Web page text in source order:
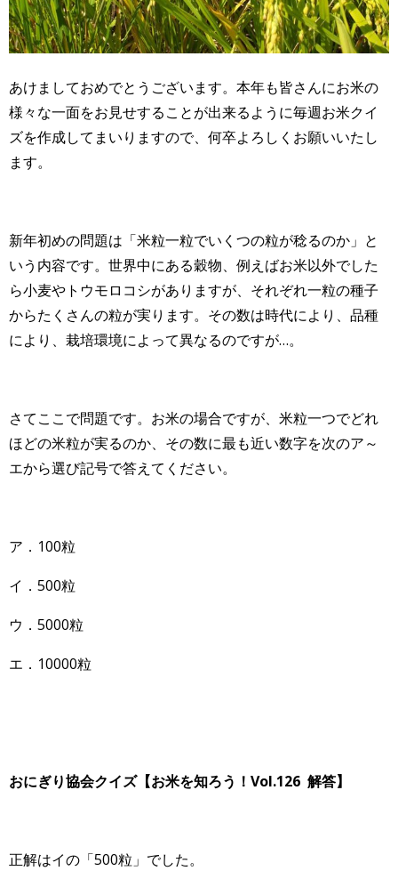
あけましておめでとうございます。本年も皆さんにお米の
様々な一面をお見せすることが出来るように毎週お米クイ
ズを作成してまいりますので、何卒よろしくお願いいたし
ます。
新年初めの問題は「米粒一粒でいくつの粒が稔るのか」と
いう内容です。世界中にある穀物、例えばお米以外でした
ら小麦やトウモロコシがありますが、それぞれ一粒の種子
からたくさんの粒が実ります。その数は時代により、品種
により、栽培環境によって異なるのですが…。
さてここで問題です。お米の場合ですが、米粒一つでどれ
ほどの米粒が実るのか、その数に最も近い数字を次のア～
エから選び記号で答えてください。
ア．100粒
イ．500粒
ウ．5000粒
エ．10000粒
おにぎり協会クイズ【お米を知ろう！Vol.126 解答】
正解はイの「500粒」でした。